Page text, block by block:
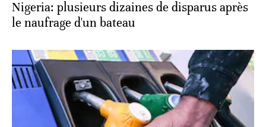
Nigeria: plusieurs dizaines de disparus après
le naufrage d'un bateau